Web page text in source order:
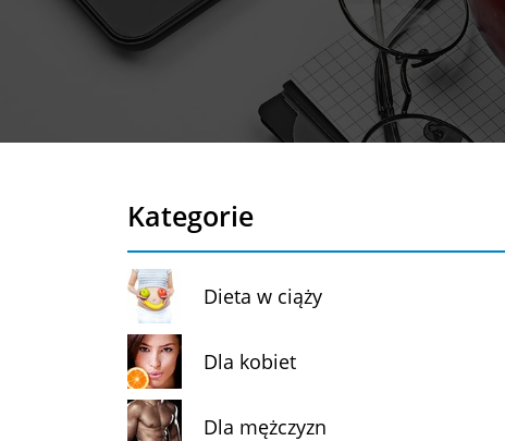
Kategorie
Dieta w ciąży
Dla kobiet
Dla mężczyzn